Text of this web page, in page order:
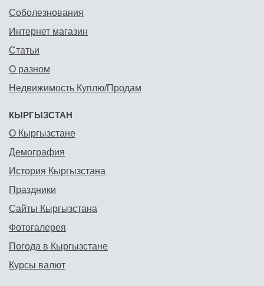
Соболезнования
Интернет магазин
Статьи
О разном
Недвижимость Куплю/Продам
КЫРГЫЗСТАН
О Кыргызстане
Демография
История Кыргызстана
Праздники
Сайты Кыргызстана
Фотогалерея
Погода в Кыргызстане
Курсы валют